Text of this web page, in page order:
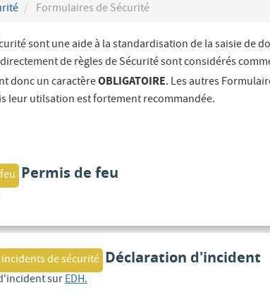
Formulaires de Sécurité
sont une aide à la standardisation de la saisie de
de règles de Sécurité sont considérés
donc un caractèreOBLIGATOIRE. Les autres
leur utilsation est fortement recommandée.
Permis de feu
de sécurité Déclaration d'incident
surEDH.